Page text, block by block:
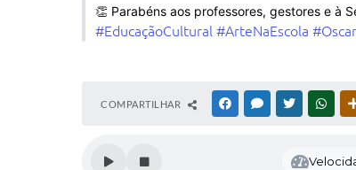
👏 Parabéns aos professores, gestores e à
#EducaçãoCultural #ArteNaEscola
COMPARTILHAR FACEBOOKMESSENGER
TWITTER